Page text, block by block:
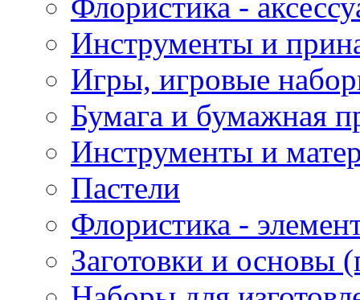
Инструменты и
Игры, игровые
Бумага и бумажная
Инструменты и
Пастели
Флористика -
Заготовки и основы